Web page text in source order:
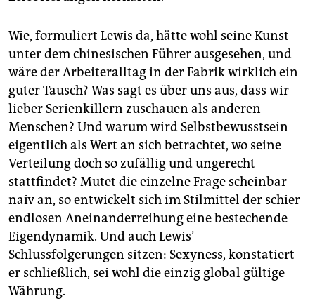
Wie, formuliert Lewis da, hätte wohl seine Kunst
unter dem chinesischen Führer ausgesehen, und
wäre der Arbeiteralltag in der Fabrik wirklich ein
guter Tausch? Was sagt es über uns aus, dass wir
lieber Serienkillern zuschauen als anderen
Menschen? Und warum wird Selbstbewusstsein
eigentlich als Wert an sich betrachtet, wo seine
Verteilung doch so zufällig und ungerecht
stattfindet? Mutet die einzelne Frage scheinbar
naiv an, so entwickelt sich im Stilmittel der schier
endlosen Aneinanderreihung eine bestechende
Eigendynamik. Und auch Lewis’
Schlussfolgerungen sitzen: Sexyness, konstatiert
er schließlich, sei wohl die einzig global gültige
Währung.